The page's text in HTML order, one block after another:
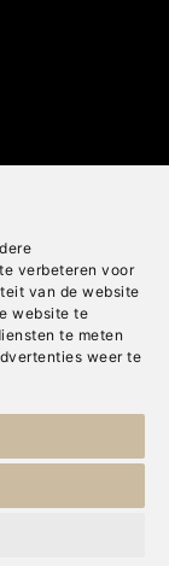
verbeteren voor
van de website
website te
te meten
weer te